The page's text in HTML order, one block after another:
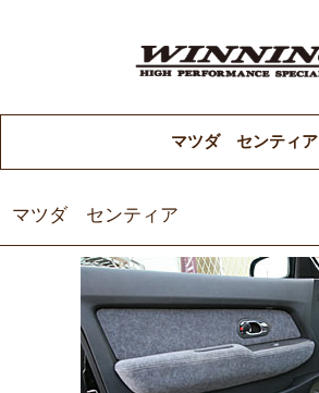
マツダ センティア
マツダ センティア